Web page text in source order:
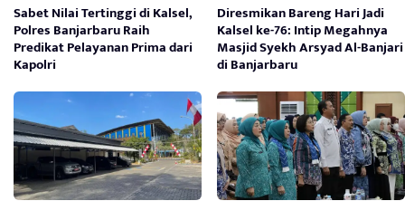
Sabet Nilai Tertinggi di Kalsel,
Polres Banjarbaru Raih
Predikat Pelayanan Prima dari
Kapolri
Diresmikan Bareng Hari Jadi
Kalsel ke-76: Intip Megahnya
Masjid Syekh Arsyad Al-Banjari
di Banjarbaru